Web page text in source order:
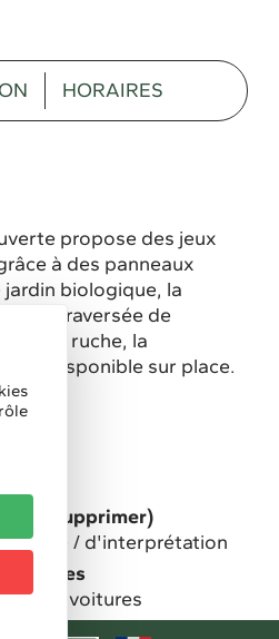
HORAIRES
propose des jeux
à des panneaux
biologique, la
la traversée de
la ruche, la
disponible sur place.
(à supprimer)
nature / d'interprétation
pour voitures